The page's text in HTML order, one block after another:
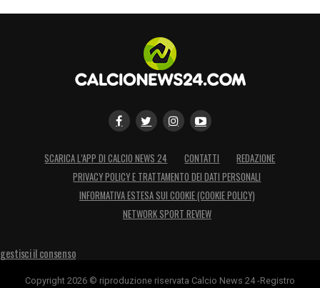
SCARICA L’APP DI CALCIO NEWS 24 CONTATTI
REDAZIONE
PRIVACY POLICY E TRATTAMENTO DEI DATI PERSONALI
INFORMATIVA ESTESA SUI COOKIE (COOKIE POLICY)
NETWORK SPORT REVIEW
gestisci il consenso
Copyright 2026 © riproduzione riservata Calcio News 24 -Registro